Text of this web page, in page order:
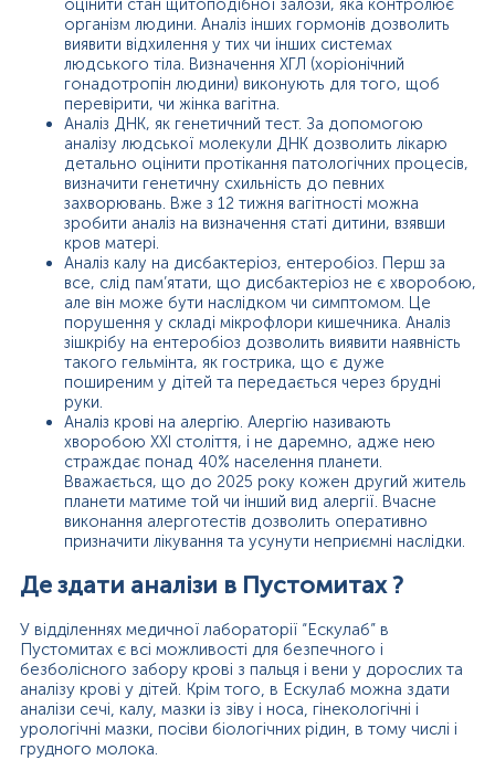
оцінити стан щитоподібної залози, яка контролює
організм людини. Аналіз інших гормонів дозволить
виявити відхилення у тих чи інших системах
людського тіла. Визначення ХГЛ (хоріонічний
гонадотропін людини) виконують для того, щоб
перевірити, чи жінка вагітна.
Аналіз ДНК, як генетичний тест. За допомогою
аналізу людської молекули ДНК дозволить лікарю
детально оцінити протікання патологічних процесів,
визначити генетичну схильність до певних
захворювань. Вже з 12 тижня вагітності можна
зробити аналіз на визначення статі дитини, взявши
кров матері.
Аналіз калу на дисбактеріоз, ентеробіоз. Перш за
все, слід пам’ятати, що дисбактеріоз не є хворобою,
але він може бути наслідком чи симптомом. Це
порушення у складі мікрофлори кишечника. Аналіз
зішкрібу на ентеробіоз дозволить виявити наявність
такого гельмінта, як гострика, що є дуже
поширеним у дітей та передається через брудні
руки.
Аналіз крові на алергію. Алергію називають
хворобою ХХІ століття, і не даремно, адже нею
страждає понад 40% населення планети.
Вважається, що до 2025 року кожен другий житель
планети матиме той чи інший вид алергії. Вчасне
виконання алерготестів дозволить оперативно
призначити лікування та усунути неприємні наслідки.
Де здати аналізи в Пустомитах ?
У відділеннях медичної лабораторії “Ескулаб” в
Пустомитах є всі можливості для безпечного і
безболісного забору крові з пальця і вени у дорослих та
аналізу крові у дітей. Крім того, в Ескулаб можна здати
аналізи сечі, калу, мазки із зіву і носа, гінекологічні і
урологічні мазки, посіви біологічних рідин, в тому числі і
грудного молока.